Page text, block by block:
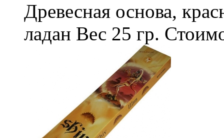
Древесная основа,
ладан Вес 25 гр.